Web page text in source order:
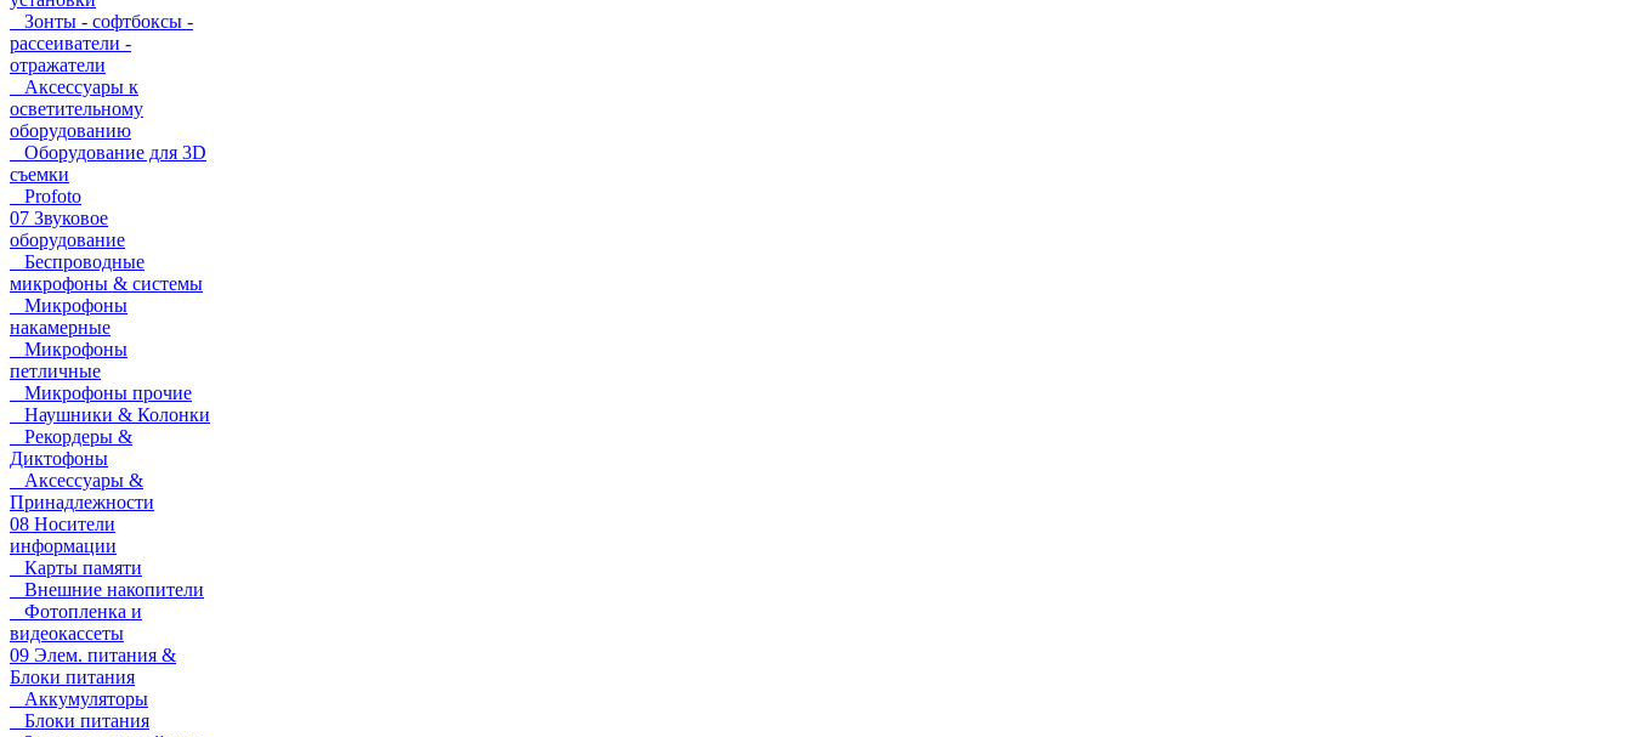
Зонты - софтбоксы -
рассеиватели -
отражатели
Аксессуары к
осветительному
оборудованию
Оборудование для 3D
съемки
Profoto
07 Звуковое
оборудование
Беспроводные
микрофоны & системы
Микрофоны
накамерные
Микрофоны
петличные
Микрофоны прочие
Наушники & Колонки
Рекордеры &
Диктофоны
Аксессуары &
Принадлежности
08 Носители
информации
Карты памяти
Внешние накопители
Фотопленка и
видеокассеты
09 Элем. питания &
Блоки питания
Аккумуляторы
Блоки питания